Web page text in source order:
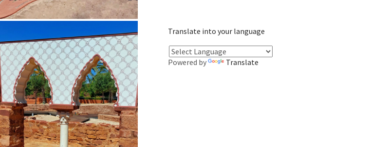
Translate into your language
Powered by Translate